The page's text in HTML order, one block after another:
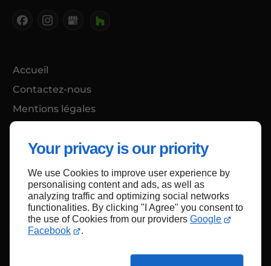
Your privacy is our priority
We use Cookies to improve user experience by
personalising content and ads, as well as
analyzing traffic and optimizing social networks
functionalities. By clicking "I Agree" you consent to
the use of Cookies from our providers Google
Facebook
.
Accueil
Contactez-nous
Mentions légales
Haut de page